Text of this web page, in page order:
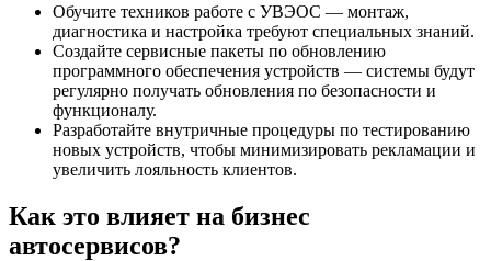
Обучите техников работе с УВЭОС — монтаж,
диагностика и настройка требуют специальных знаний.
Создайте сервисные пакеты по обновлению
программного обеспечения устройств — системы будут
регулярно получать обновления по безопасности и
функционалу.
Разработайте внутричные процедуры по тестированию
новых устройств, чтобы минимизировать рекламации и
увеличить лояльность клиентов.
Как это влияет на бизнес
автосервисов?